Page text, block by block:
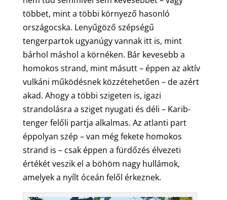
többet, mint a többi környező hasonló
országocska. Lenyűgöző szépségű
tengerpartok ugyanúgy vannak itt is, mint
bárhol máshol a körnéken. Bár kevesebb a
homokos strand, mint másutt – éppen az aktív
vulkáni működésnek közzétehetően – de azért
akad. Ahogy a többi szigeten is, igazi
strandolásra a sziget nyugati és déli – Karib-
tenger felőli partja alkalmas. Az atlanti part
éppolyan szép – van még fekete homokos
strand is – csak éppen a fürdőzés élvezeti
értékét veszik el a böhöm nagy hullámok,
amelyek a nyílt óceán felől érkeznek.